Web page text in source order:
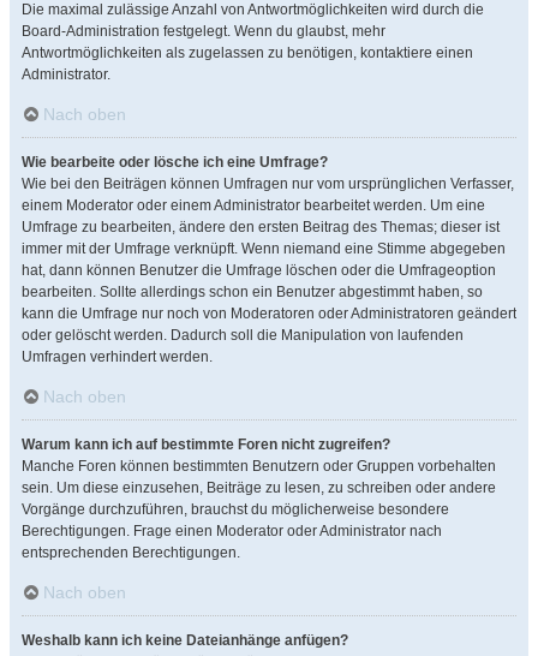
Die maximal zulässige Anzahl von Antwortmöglichkeiten wird durch die
Board-Administration festgelegt. Wenn du glaubst, mehr
Antwortmöglichkeiten als zugelassen zu benötigen, kontaktiere einen
Administrator.
Nach oben
Wie bearbeite oder lösche ich eine Umfrage?
Wie bei den Beiträgen können Umfragen nur vom ursprünglichen Verfasser,
einem Moderator oder einem Administrator bearbeitet werden. Um eine
Umfrage zu bearbeiten, ändere den ersten Beitrag des Themas; dieser ist
immer mit der Umfrage verknüpft. Wenn niemand eine Stimme abgegeben
hat, dann können Benutzer die Umfrage löschen oder die Umfrageoption
bearbeiten. Sollte allerdings schon ein Benutzer abgestimmt haben, so
kann die Umfrage nur noch von Moderatoren oder Administratoren geändert
oder gelöscht werden. Dadurch soll die Manipulation von laufenden
Umfragen verhindert werden.
Nach oben
Warum kann ich auf bestimmte Foren nicht zugreifen?
Manche Foren können bestimmten Benutzern oder Gruppen vorbehalten
sein. Um diese einzusehen, Beiträge zu lesen, zu schreiben oder andere
Vorgänge durchzuführen, brauchst du möglicherweise besondere
Berechtigungen. Frage einen Moderator oder Administrator nach
entsprechenden Berechtigungen.
Nach oben
Weshalb kann ich keine Dateianhänge anfügen?